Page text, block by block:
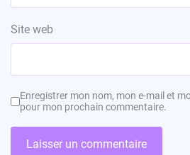
Site web
Enregistrer mon nom, mon e-mail et
pour mon prochain commentaire.